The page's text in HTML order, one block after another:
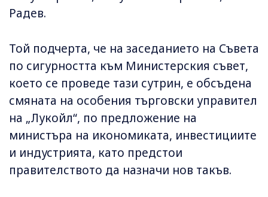
Радев.
Той подчерта, че на заседанието на Съвета
по сигурността към Министерския съвет,
което се проведе тази сутрин, е обсъдена
смяната на особения търговски управител
на „Лукойл“, по предложение на
министъра на икономиката, инвестициите
и индустрията, като предстои
правителството да назначи нов такъв.